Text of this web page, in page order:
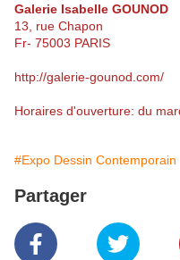
Galerie Isabelle GOUNOD
13, rue Chapon
Fr- 75003 PARIS
http://galerie-gounod.com/
Horaires d'ouverture: du
#Expo Dessin Contemporain
Partager